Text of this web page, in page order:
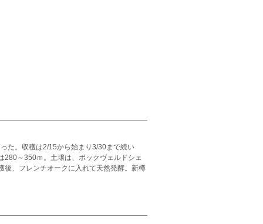
た。収穫は2/15から始まり3/30まで続い
280～350ｍ。土壌は、ボックヴェルドシェ
後、フレンチオークに入れて天然発酵。新樽